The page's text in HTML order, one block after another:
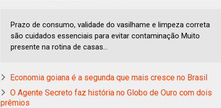
Prazo de consumo, validade do vasilhame e limpeza correta
são cuidados essenciais para evitar contaminação Muito
presente na rotina de casas...
Economia goiana é a segunda que mais cresce no Brasil
O Agente Secreto faz história no Globo de Ouro com dois
prêmios